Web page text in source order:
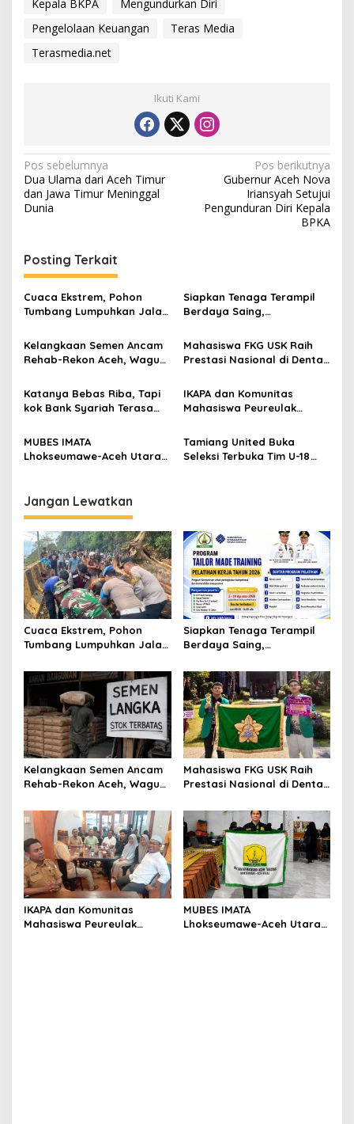
Kepala BKPA
Mengundurkan Diri
Pengelolaan Keuangan
Teras Media
Terasmedia.net
Ikuti Kami
N
a
v
g
a
s
i
p
o
s
Pos sebelumnya
Dua Ulama dari Aceh Timur
dan Jawa Timur Meninggal
Dunia
Pos berikutnya
Gubernur Aceh Nova
Iriansyah Setujui
Pengunduran Diri Kepala
BPKA
Posting Terkait
Cuaca Ekstrem, Pohon
Tumbang Lumpuhkan Jalan
Blangpidie
Siapkan Tenaga Terampil
Berdaya Saing,
Tamiang Buka Pelatihan
Kerja 2026
Kelangkaan Semen Ancam
Rehab-Rekon Aceh, Wagub
Mahasiswa FKG USK Raih
Prestasi Nasional di Dental
Katanya Bebas Riba, Tapi
kok Bank Syariah Terasa
IKAPA dan Komunitas
Mahasiswa Peureulak
Peureulak Raya
MUBES IMATA
Lhokseumawe-Aceh Utara
2026–2027
Tamiang United Buka
Seleksi Terbuka Tim U-18
Jangan Lewatkan
Cuaca Ekstrem, Pohon
Tumbang Lumpuhkan Jalan
Blangpidie
Siapkan Tenaga Terampil
Berdaya Saing,
Tamiang Buka Pelatihan
Kerja 2026
Kelangkaan Semen Ancam
Rehab-Rekon Aceh, Wagub
Mahasiswa FKG USK Raih
Prestasi Nasional di Dental
IKAPA dan Komunitas
Mahasiswa Peureulak
MUBES IMATA
Lhokseumawe-Aceh Utara